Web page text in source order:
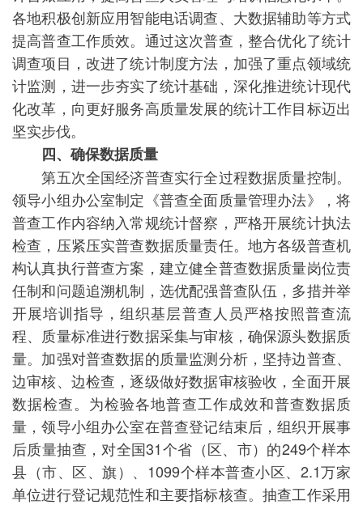
各地积极创新应用智能电话调查、大数据辅助等方式
提高普查工作质效。通过这次普查，整合优化了统计
调查项目，改进了统计制度方法，加强了重点领域统
计监测，进一步夯实了统计基础，深化推进统计现代
化改革，向更好服务高质量发展的统计工作目标迈出
坚实步伐。
四、确保数据质量
第五次全国经济普查实行全过程数据质量控制。
领导小组办公室制定《普查全面质量管理办法》，将
普查工作内容纳入常规统计督察，严格开展统计执法
检查，压紧压实普查数据质量责任。地方各级普查机
构认真执行普查方案，建立健全普查数据质量岗位责
任制和问题追溯机制，选优配强普查队伍，多措并举
开展培训指导，组织基层普查人员严格按照普查流
程、质量标准进行数据采集与审核，确保源头数据质
量。加强对普查数据的质量监测分析，坚持边普查、
边审核、边检查，逐级做好数据审核验收，全面开展
数据检查。为检验各地普查工作成效和普查数据质
量，领导小组办公室在普查登记结束后，组织开展事
后质量抽查，对全国31个省（区、市）的249个样本
县（市、区、旗）、1099个样本普查小区、2.1万家
单位进行登记规范性和主要指标核查。抽查工作采用